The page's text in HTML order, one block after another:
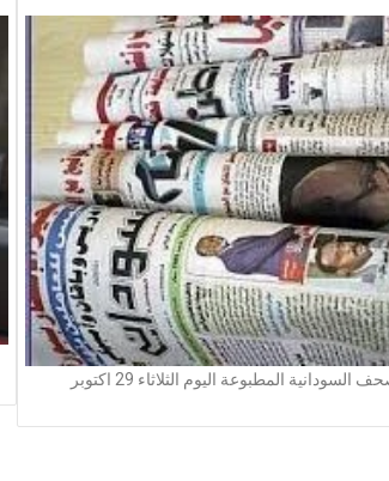
اهم عناوين الصحف السودانية المطبوعة اليوم الثلاثاء 29 اكتوبر